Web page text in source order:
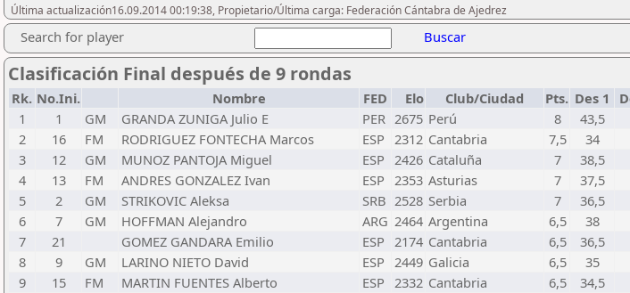
Última actualización16.09.2014 00:19:38, Propietario/Última carga: Federación Cántabra de Ajedrez
Search for player Buscar
Clasificación Final después de 9 rondas
Rk. No.Ini. Nombre FED Elo Club/Ciudad Pts. Des 1
1
1 GM GRANDA ZUNIGA Julio E PER 2675 Perú 8 43,5
2
16 FM RODRIGUEZ FONTECHA Marcos ESP 2312 Cantabria 7,5 34
3
12 GM MUNOZ PANTOJA Miguel ESP 2426 Cataluña 7 38,5
4
13 FM ANDRES GONZALEZ Ivan ESP 2353 Asturias 7 37,5
5
2 GM STRIKOVIC Aleksa SRB 2528 Serbia 7 36,5
6
7 GM HOFFMAN Alejandro ARG 2464 Argentina 6,5 38
7
21 GOMEZ GANDARA Emilio ESP 2174 Cantabria 6,5 36,5
8
9 GM LARINO NIETO David ESP 2449 Galicia 6,5 35
9
15 FM MARTIN FUENTES Alberto ESP 2332 Cantabria 6,5 34,5